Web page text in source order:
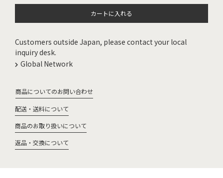
カートに入れる
Customers outside Japan, please contact your local
inquiry desk.
Global Network
商品についてのお問い合わせ
配送・送料について
商品のお取り扱いについて
返品・交換について